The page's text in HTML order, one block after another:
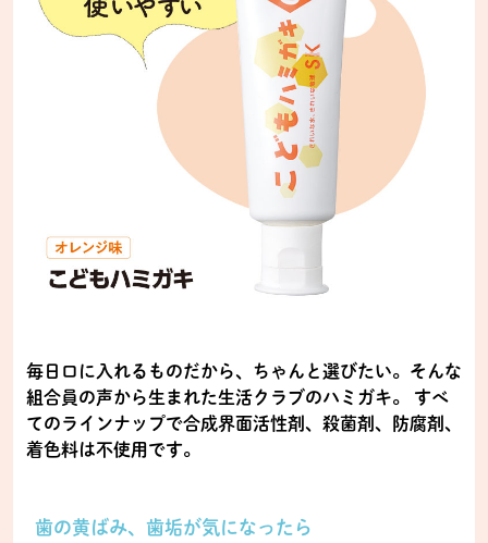
毎日口に入れるものだから、ちゃんと選びたい。そんな
組合員の声から生まれた生活クラブのハミガキ。 すべ
てのラインナップで合成界面活性剤、殺菌剤、防腐剤、
着色料は不使用です。
歯の黄ばみ、歯垢が気になったら